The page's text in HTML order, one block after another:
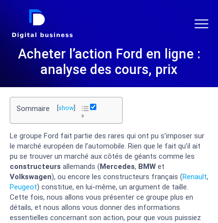
DIGITAL BUSINESS
Acheter l’action Ford en ligne :
analyse des cours, prix
Sommaire show
Le groupe Ford fait partie des rares qui ont pu s’imposer sur
le marché européen de l’automobile. Rien que le fait qu’il ait
pu se trouver un marché aux côtés de géants comme les
constructeurs allemands (Mercedes, BMW et
Volkswagen), ou encore les constructeurs français (Renault,
Peugeot) constitue, en lui-même, un argument de taille.
Cette fois, nous allons vous présenter ce groupe plus en
détails, et nous allons vous donner des informations
essentielles concernant son action, pour que vous puissiez